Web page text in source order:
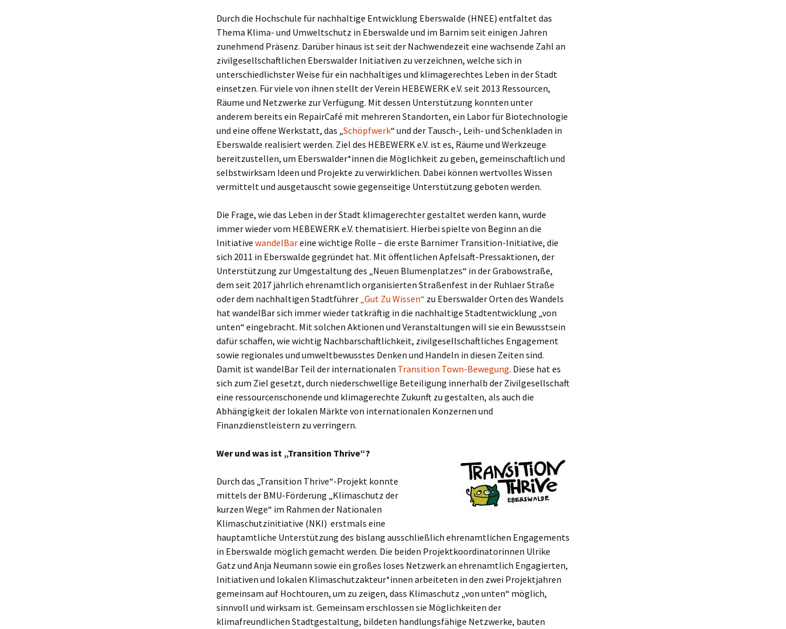
Durch die Hochschule für nachhaltige Entwicklung Eberswalde (HNEE) entfaltet das
Thema Klima- und Umweltschutz in Eberswalde und im Barnim seit einigen Jahren
zunehmend Präsenz. Darüber hinaus ist seit der Nachwendezeit eine wachsende Zahl an
zivilgesellschaftlichen Eberswalder Initiativen zu verzeichnen, welche sich in
unterschiedlichster Weise für ein nachhaltiges und klimagerechtes Leben in der Stadt
einsetzen. Für viele von ihnen stellt der Verein HEBEWERK e.V. seit 2013 Ressourcen,
Räume und Netzwerke zur Verfügung. Mit dessen Unterstützung konnten unter
anderem bereits ein RepairCafé mit mehreren Standorten, ein Labor für Biotechnologie
und eine offene Werkstatt, das „Schöpfwerk“ und der Tausch-, Leih- und Schenkladen in
Eberswalde realisiert werden. Ziel des HEBEWERK e.V. ist es, Räume und Werkzeuge
bereitzustellen, um Eberswalder*innen die Möglichkeit zu geben, gemeinschaftlich und
selbstwirksam Ideen und Projekte zu verwirklichen. Dabei können wertvolles Wissen
vermittelt und ausgetauscht sowie gegenseitige Unterstützung geboten werden.
Die Frage, wie das Leben in der Stadt klimagerechter gestaltet werden kann, wurde
immer wieder vom HEBEWERK e.V. thematisiert. Hierbei spielte von Beginn an die
Initiative wandelBareine wichtige Rolle – die erste Barnimer Transition-Initiative, die
sich 2011 in Eberswalde gegründet hat. Mit öffentlichen Apfelsaft-Pressaktionen, der
Unterstützung zur Umgestaltung des „Neuen Blumenplatzes“ in der Grabowstraße,
dem seit 2017 jährlich ehrenamtlich organisierten Straßenfest in der Ruhlaer Straße
oder dem nachhaltigen Stadtführer „Gut Zu Wissen“ zu Eberswalder Orten des Wandels
hat wandelBar sich immer wieder tatkräftig in die nachhaltige Stadtentwicklung „von
unten“ eingebracht. Mit solchen Aktionen und Veranstaltungen will sie ein Bewusstsein
dafür schaffen, wie wichtig Nachbarschaftlichkeit, zivilgesellschaftliches Engagement
sowie regionales und umweltbewusstes Denken und Handeln in diesen Zeiten sind.
Damit ist wandelBar Teil der internationalen Transition Town-Bewegung. Diese hat es
sich zum Ziel gesetzt, durch niederschwellige Beteiligung innerhalb der Zivilgesellschaft
eine ressourcenschonende und klimagerechte Zukunft zu gestalten, als auch die
Abhängigkeit der lokalen Märkte von internationalen Konzernen und
Finanzdienstleistern zu verringern.
Wer und was ist „Transition Thrive“?
Durch das „Transition Thrive“-Projekt konnte
mittels der BMU-Förderung „Klimaschutz der
kurzen Wege“ im Rahmen der Nationalen
Klimaschutzinitiative (NKI) erstmals eine
hauptamtliche Unterstützung des bislang ausschließlich ehrenamtlichen Engagements
in Eberswalde möglich gemacht werden. Die beiden Projektkoordinatorinnen Ulrike
Gatz und Anja Neumann sowie ein großes loses Netzwerk an ehrenamtlich Engagierten,
Initiativen und lokalen Klimaschutzakteur*innen arbeiteten in den zwei Projektjahren
gemeinsam auf Hochtouren, um zu zeigen, dass Klimaschutz „von unten“ möglich,
sinnvoll und wirksam ist. Gemeinsam erschlossen sie Möglichkeiten der
klimafreundlichen Stadtgestaltung, bildeten handlungsfähige Netzwerke, bauten